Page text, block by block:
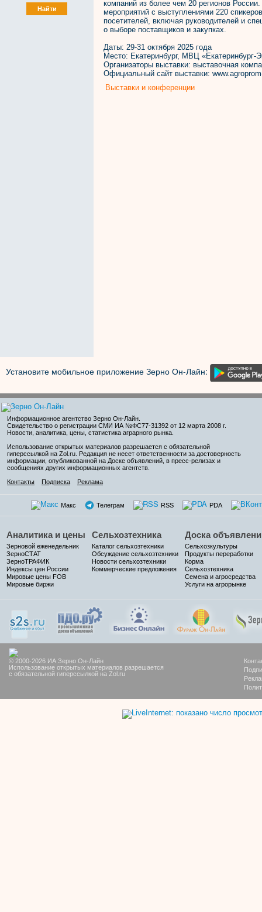
компаний из более чем 20 регионов
мероприятий с выступлениями 220
посетителей, включая руководителей и
о выборе поставщиков и закупках.
Даты: 29-31 октября 2025 года
Место: Екатеринбург, МВЦ «Екатеринбург-
Организаторы выставки: выставочная
Официальный сайт выставки:
Выставки и конференции
Установите мобильное приложение Зерно Он-Лайн:
Информационное агентство Зерно Он-Лайн
Свидетельство о регистрации СМИ ИА №ФС77-31392 от 12 марта 2008 г.
Новости, аналитика, цены, статистика аграрного рынка.
Использование открытых материалов разрешается с обязательной
гиперссылкой на Zol.ru. Редакция не несет ответственности за достоверность
информации, опубликованной на Доске объявлений, в пресс-релизах и
сообщениях других информационных агентств.
Контакты
Подписка Реклама
Макс Телеграм RSS PDA
Аналитика и цены
Зерновой еженедельник
ЗерноСТАТ
ЗерноТРАФИК
Индексы цен России
Мировые цены FOB
Мировые биржи
Сельхозтехника
Каталог сельхозтехники
Обсуждение сельхозтехники
Новости сельхозтехники
Коммерческие предложения
Доска
Сельхозкультуры
Продукты переработки
Корма
Сельхозтехника
Семена и агросредства
Услуги на агрорынке
© 2000-2026 ИА Зерно Он-Лайн
Использование открытых материалов разрешается
с обязательной гиперссылкой на Zol.ru